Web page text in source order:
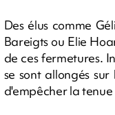
Des élus comme
Bareigts ou Elie
de ces fermetures.
se sont allongés
d'empêcher la tenue